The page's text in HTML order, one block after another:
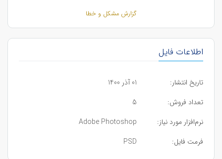
گزارش مشکل و خطا
اطلاعات فایل
تاریخ انتشار:
01 آذر 1400
تعداد فروش:
5
نرم‌افزار مورد نیاز:
Adobe Photoshop
فرمت فایل:
PSD